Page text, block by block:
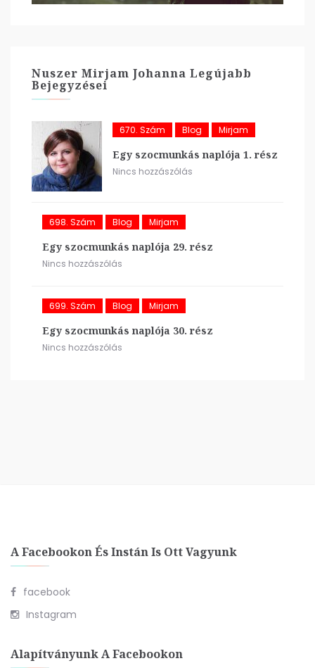
Nuszer Mirjam Johanna Legújabb
Bejegyzései
670. Szám Blog Mirjam
Egy szocmunkás naplója 1. rész
Nincs hozzászólás
698. Szám Blog Mirjam
Egy szocmunkás naplója 29. rész
Nincs hozzászólás
699. Szám Blog Mirjam
Egy szocmunkás naplója 30. rész
Nincs hozzászólás
A Facebookon És Instán Is Ott Vagyunk
facebook
Instagram
Alapítványunk A Facebookon